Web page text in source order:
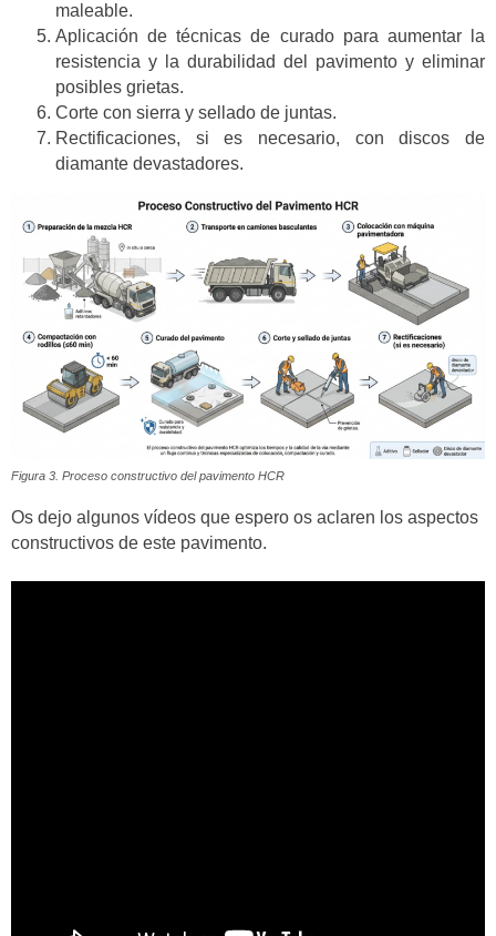
maleable.
Aplicación de técnicas de curado para aumentar la
resistencia y la durabilidad del pavimento y eliminar
posibles grietas.
Corte con sierra y sellado de juntas.
Rectificaciones, si es necesario, con discos de
diamante devastadores.
Figura 3. Proceso constructivo del pavimento HCR
Os dejo algunos vídeos que espero os aclaren los aspectos
constructivos de este pavimento.